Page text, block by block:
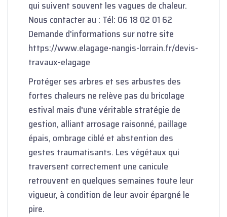
qui suivent souvent les vagues de chaleur.
Nous contacter au : Tél: 06 18 02 01 62
Demande d'informations sur notre site
https://www.elagage-nangis-lorrain.fr/devis-
travaux-elagage
Protéger ses arbres et ses arbustes des
fortes chaleurs ne relève pas du bricolage
estival mais d'une véritable stratégie de
gestion, alliant arrosage raisonné, paillage
épais, ombrage ciblé et abstention des
gestes traumatisants. Les végétaux qui
traversent correctement une canicule
retrouvent en quelques semaines toute leur
vigueur, à condition de leur avoir épargné le
pire.